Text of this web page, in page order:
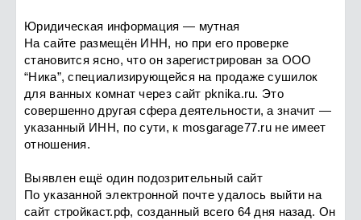
Юридическая информация — мутная
На сайте размещён ИНН, но при его проверке
становится ясно, что он зарегистрирован за ООО
“Ника”, специализирующейся на продаже сушилок
для ванных комнат через сайт pknika.ru. Это
совершенно другая сфера деятельности, а значит —
указанный ИНН, по сути, к mosgarage77.ru не имеет
отношения.
Выявлен ещё один подозрительный сайт
По указанной электронной почте удалось выйти на
сайт стройкаст.рф, созданный всего 64 дня назад. Он